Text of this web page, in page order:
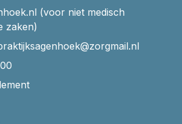
(voor niet medisch
zaken)